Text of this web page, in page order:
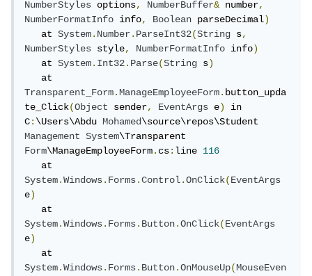
NumberStyles options, NumberBuffer& number,
NumberFormatInfo info, Boolean parseDecimal)
   at
System.Number.ParseInt32(String s,
NumberStyles style, NumberFormatInfo info)
   at
System.Int32.Parse(String s)
Transparent_Form.ManageEmployeeForm.button_upda
te_Click(Object sender, EventArgs e)
in
C:\Users\Abdu Mohamed
Management
System
Form\ManageEmployeeForm.cs:line 116
System.Windows.Forms.Control.OnClick(EventArgs
e)
System.Windows.Forms.Button.OnClick(EventArgs
e)
System.Windows.Forms.Button.OnMouseUp(MouseEven